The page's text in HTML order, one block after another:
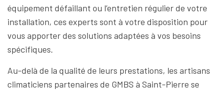
équipement défaillant ou l’entretien régulier de votre
installation, ces experts sont à votre disposition pour
vous apporter des solutions adaptées à vos besoins
spécifiques.
Au-delà de la qualité de leurs prestations, les artisans
climaticiens partenaires de GMBS à Saint-Pierre se